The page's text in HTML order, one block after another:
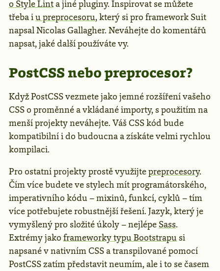
o Style Linta jiné pluginy. Inspirovat se můžete
třeba iu preprocesoru, který si pro framework Suit
napsal Nicolas Gallagher. Neváhejte do komentářů
napsat, jaké další používáte vy.
PostCSS nebo preprocesor?
Když PostCSS vezmete jako jemné rozšíření vašeho
CSS o proměnné a vkládané importy, s použitím na
menší projekty neváhejte. Váš CSS kód bude
kompatibilní i do budoucna a získáte velmi rychlou
kompilaci.
Pro ostatní projekty prostě využijtepreprocesory.
Čím více budete ve stylech mít programátorského,
imperativního kódu – mixinů, funkcí, cyklů – tím
více potřebujete robustnější řešení. Jazyk, který je
vymyšlený pro složité úkoly – nejlépe Sass.
Extrémy jako frameworky typu Bootstrapu si
napsané v nativním CSS a transpilované pomocí
PostCSS zatím představit neumím, ale i to se časem